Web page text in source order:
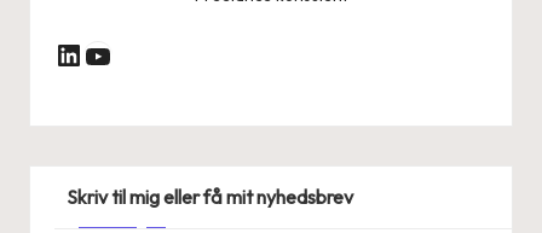
LinkedIn
YouTube
Skriv til mig eller få mit nyhedsbrev